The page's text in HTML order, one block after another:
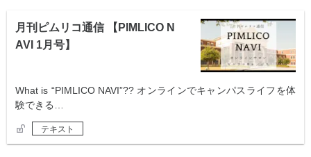
月刊ピムリコ通信 【PIMLICO N
AVI 1月号】
What is “PIMLICO NAVI”?? オンラインでキャンパスライフを体
験できる…
テキスト